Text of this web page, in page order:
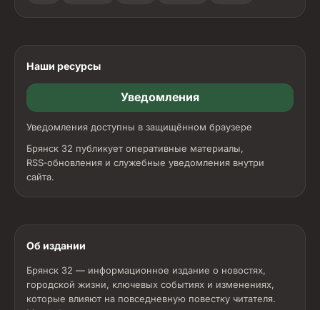
Наши ресурсы
Уведомления
Уведомления доступны в защищённом браузере
Брянск 32 публикует оперативные материалы,
RSS‑обновления и служебные уведомления внутри
сайта.
Об издании
Брянск 32 — информационное издание о новостях,
городской жизни, ключевых событиях и изменениях,
которые влияют на повседневную повестку читателя.